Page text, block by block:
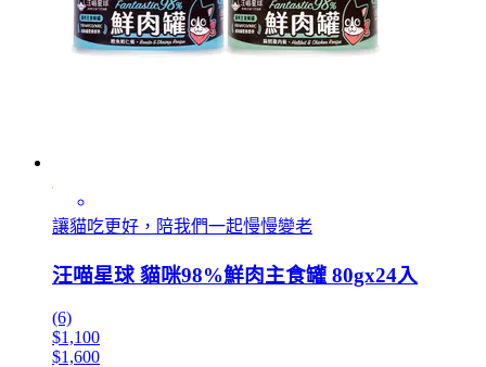
讓貓吃更好，陪我們一起慢慢變老
汪喵星球 貓咪98%鮮肉主食罐 80gx24入
(6)
$1,100
$1,600